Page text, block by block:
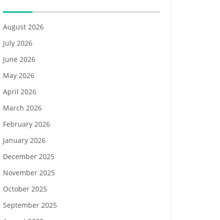
August 2026
July 2026
June 2026
May 2026
April 2026
March 2026
February 2026
January 2026
December 2025
November 2025
October 2025
September 2025